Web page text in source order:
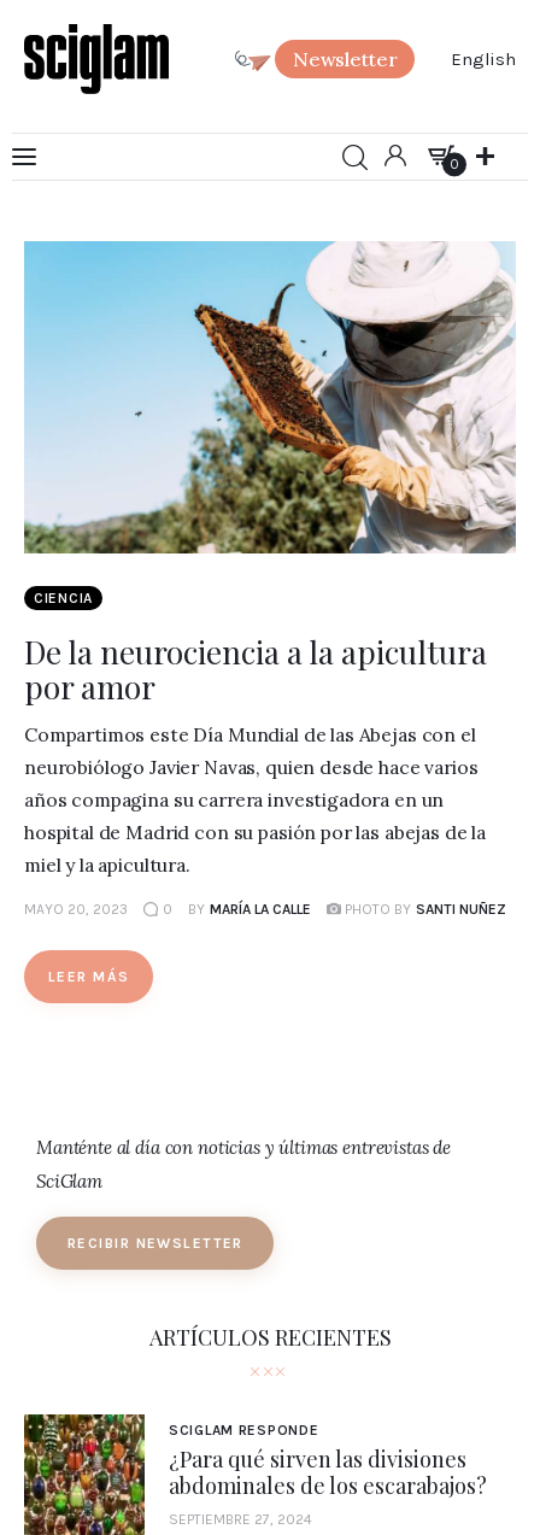
Newsletter English
0
Arte
Ciencia
SciGlam Responde
Acerca de
CIENCIA
De la neurociencia a la apicultura
por amor
Compartimos este Día Mundial de las Abejas con el
neurobiólogo Javier Navas, quien desde hace varios
años compagina su carrera investigadora en un
hospital de Madrid con su pasión por las abejas de la
miel y la apicultura.
MAYO 20, 2023 0 BY MARÍA LA CALLE PHOTO BY SANTI NUÑEZ
LEER MÁS
Manténte al día con noticias y últimas entrevistas de
SciGlam
RECIBIR NEWSLETTER
ARTÍCULOS RECIENTES
SCIGLAM RESPONDE
¿Para qué sirven las divisiones
abdominales de los escarabajos?
SEPTIEMBRE 27, 2024